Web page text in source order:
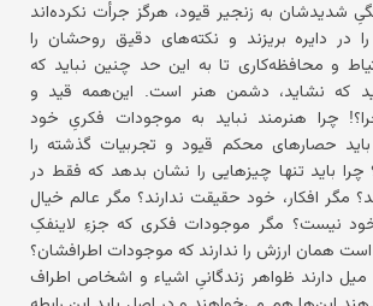
شدیدشان به زنجیر قیود، هرگز جرأت نکرده‌اند
در دایره بریزند و نکته‌های دقیق روحشان را
و محافظه‌کاری تا به این حد چنین نباید که
که نشاید، دشمن هنر است. این‌همه قید و
چرا هنرمند نباید به موجودات فکریِ خود
حصارهای محکم قیود و تجربیات گذشته را
چرا باید تنها چیزهایی را نشان بدهد که فقط در
مگر افکار، خود حقیقت ندارند؟ مگر عالم خیال
خود نیست؟ مگر موجودات فکری که جزءِ لاینفکِ
همان ارزش را ندارند که موجودات اطرافشان؟
دارند ظواهر زندگانیِ اشیاء و اشخاص اطراف